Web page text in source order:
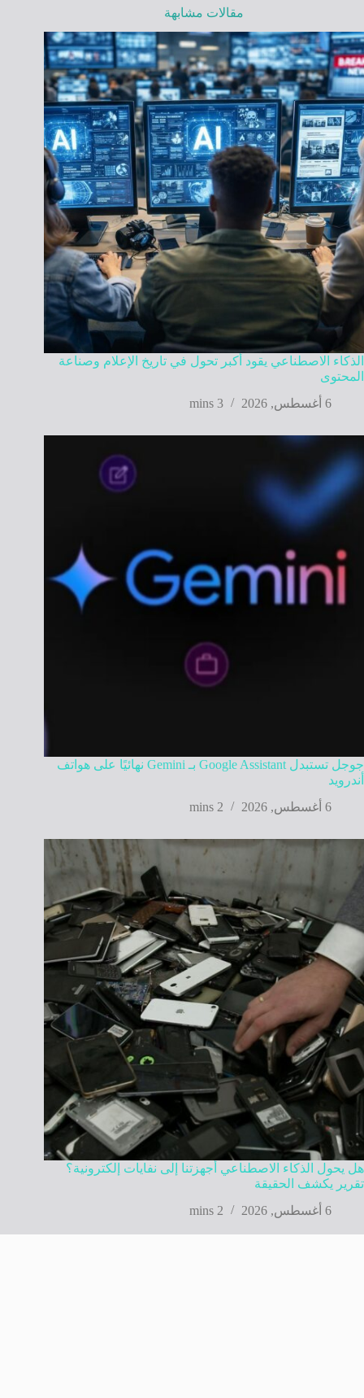
مقالات مشابهة
الذكاء الاصطناعي يقود أكبر تحول في تاريخ الإعلام وصناعة
المحتوى
6 أغسطس, 2026
3 mins
جوجل تستبدل Google Assistant بـ Gemini نهائيًا على هواتف
أندرويد
6 أغسطس, 2026
2 mins
هل يحول الذكاء الاصطناعي أجهزتنا إلى نفايات إلكترونية؟
تقرير يكشف الحقيقة
6 أغسطس, 2026
2 mins